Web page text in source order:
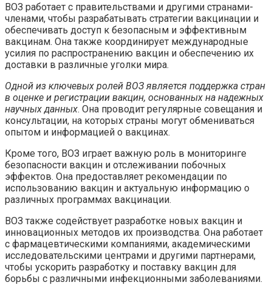
ВОЗ работает с правительствами и другими странами-
членами, чтобы разрабатывать стратегии вакцинации и
обеспечивать доступ к безопасным и эффективным
вакцинам. Она также координирует международные
усилия по распространению вакцин и обеспечению их
доставки в различные уголки мира.
Одной из ключевых ролей ВОЗ является поддержка стран
в оценке и регистрации вакцин, основанных на надежных
научных данных. Она проводит регулярные совещания и
консультации, на которых страны могут обмениваться
опытом и информацией о вакцинах.
Кроме того, ВОЗ играет важную роль в мониторинге
безопасности вакцин и отслеживании побочных
эффектов. Она предоставляет рекомендации по
использованию вакцин и актуальную информацию о
различных программах вакцинации.
ВОЗ также содействует разработке новых вакцин и
инновационных методов их производства. Она работает
с фармацевтическими компаниями, академическими
исследовательскими центрами и другими партнерами,
чтобы ускорить разработку и поставку вакцин для
борьбы с различными инфекционными заболеваниями.